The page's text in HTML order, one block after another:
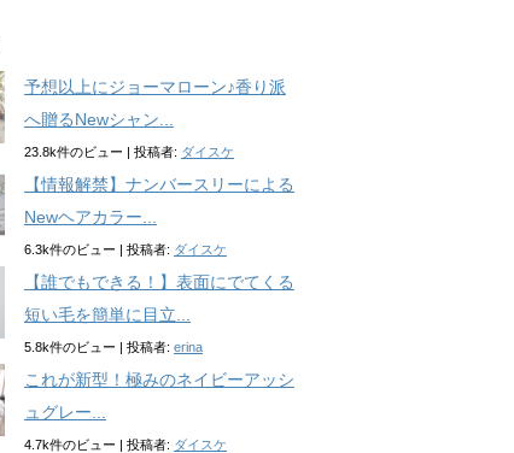
予想以上にジョーマローン♪香り派
へ贈るNewシャン...
23.8k件のビュー | 投稿者: ダイスケ
【情報解禁】ナンバースリーによる
Newヘアカラー...
6.3k件のビュー | 投稿者: ダイスケ
【誰でもできる！】表面にでてくる
短い毛を簡単に目立...
5.8k件のビュー | 投稿者: erina
これが新型！極みのネイビーアッシ
ュグレー...
4.7k件のビュー | 投稿者: ダイスケ